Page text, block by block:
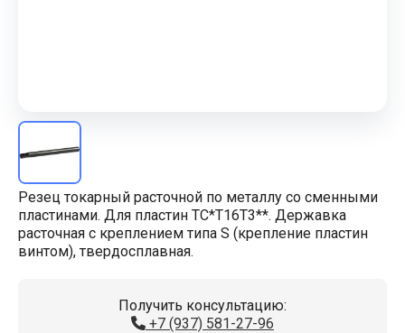
Резец токарный расточной по металлу со сменными
пластинами. Для пластин TC*T16T3**. Державка
расточная с креплением типа S (крепление пластин
винтом), твердосплавная.
Получить консультацию:
+7 (937) 581-27-96